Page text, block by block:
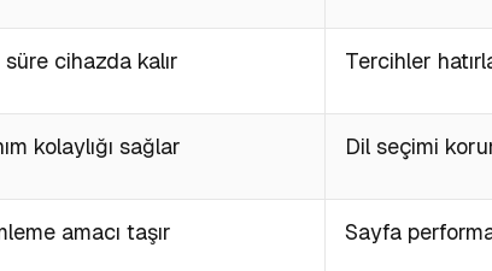
cihazda kalır Tercihler
kolaylığı sağlar Dil seçimi
amacı taşır Sayfa